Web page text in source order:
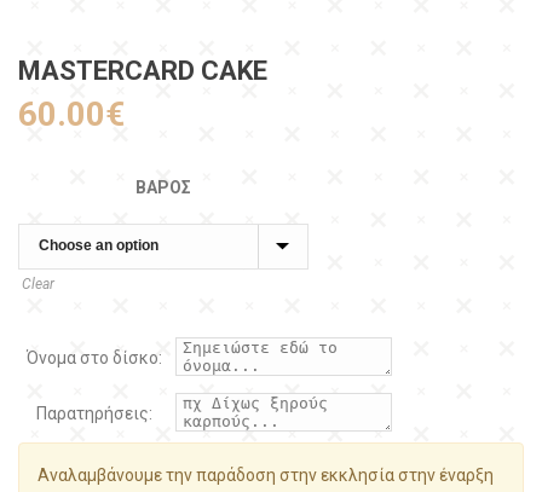
MASTERCARD CAKE
60.00€
ΒΆΡΟΣ
Clear
Όνομα στο δίσκο:
Παρατηρήσεις:
Αναλαμβάνουμε την παράδοση στην εκκλησία στην έναρξη